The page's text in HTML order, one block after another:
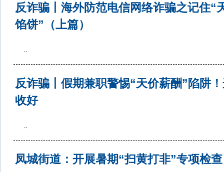
反诈骗丨海外防范电信网络诈骗之记住“
馅饼”（上篇）
..
反诈骗丨假期兼职警惕“天价薪酬”陷阱
收好
..
凤城街道：开展暑期“扫黄打非”专项检查